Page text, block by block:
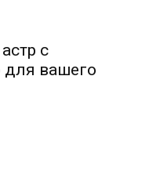
с
для вашего